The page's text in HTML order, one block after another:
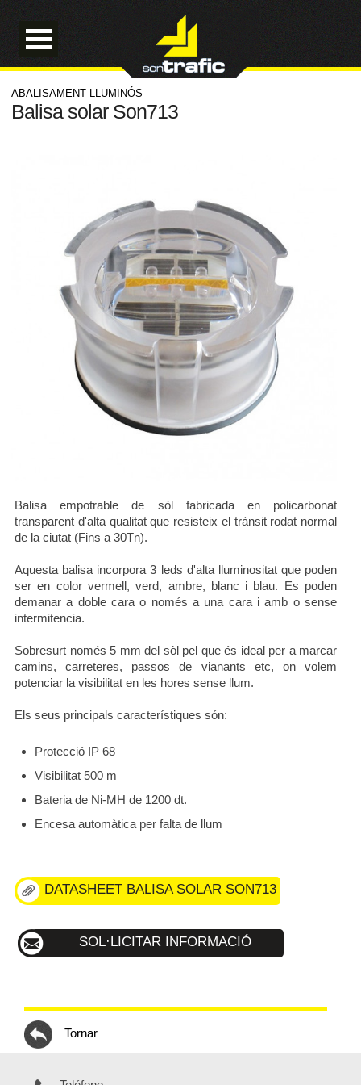
ABALISAMENT LLUMINÓS
Balisa solar Son713
Balisa empotrable de sòl fabricada en policarbonat
transparent d'alta qualitat que resisteix el trànsit rodat normal
de la ciutat (Fins a 30Tn).
Aquesta balisa incorpora 3 leds d'alta lluminositat que poden
ser en color vermell, verd, ambre, blanc i blau. Es poden
demanar a doble cara o només a una cara i amb o sense
intermitencia.
Sobresurt només 5 mm del sòl pel que és ideal per a marcar
camins, carreteres, passos de vianants etc, on volem
potenciar la visibilitat en les hores sense llum.
Els seus principals característiques són:
Protecció IP 68
Visibilitat 500 m
Bateria de Ni-MH de 1200 dt.
Encesa automàtica per falta de llum
DATASHEET BALISA SOLAR SON713
SOL·LICITAR INFORMACIÓ
Tornar